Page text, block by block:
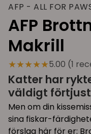
AFP - ALL FOR
AFP
Makrill
★★★★★5.00 (1
Katter har
väldigt
Men om din
sina fiskar-
förslag här för er: